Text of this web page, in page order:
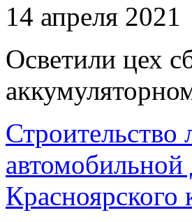
14 апреля 2021
Осветили цех
Красноярского